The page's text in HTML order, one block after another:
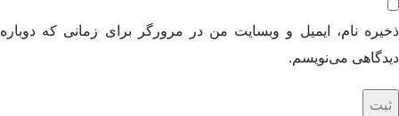
ذخیره نام، ایمیل و وبسایت من در مرورگر برای زمانی که دوباره
دیدگاهی می‌نویسم.